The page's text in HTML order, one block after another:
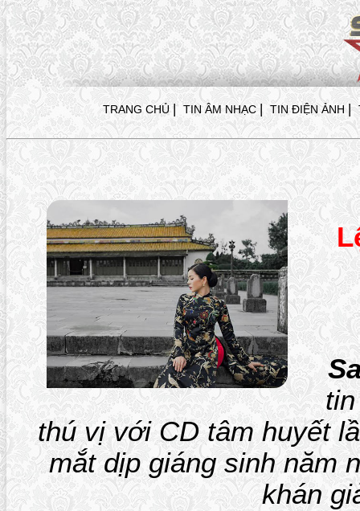
TRANG CHỦ | TIN ÂM NHẠC | TIN ĐIỆN ẢNH |
thú vị với CD tâm huyết
mắt dịp giáng sinh năm
khán